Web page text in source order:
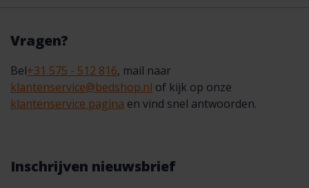
Vragen?
Bel+31 575 - 512 816, mail naar
klantenservice@bedshop.nl of kijk op onze
klantenservice pagina en vind snel antwoorden.
Inschrijven nieuwsbrief